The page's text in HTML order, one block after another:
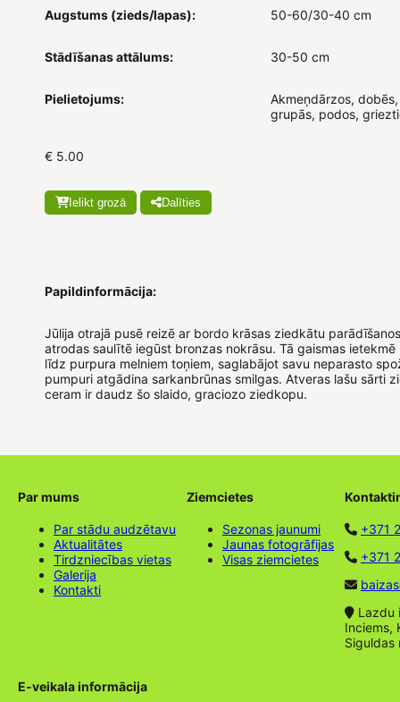
Augstums (zieds/lapas): 50-60/30-40 cm
Stādīšanas attālums: 30-50 cm
Pielietojums:
Akmeņdārzos,
grupās, podos,
€ 5.00
Ielikt grozā Dalīties
Papildinformācija:
Jūlija otrajā pusē reizē ar bordo krāsas ziedkātu
atrodas saulītē iegūst bronzas nokrāsu. Tā gaismas ietekmē
līdz purpura melniem toņiem, saglabājot savu neparasto
pumpuri atgādina sarkanbrūnas smilgas. Atveras lašu sārti
ceram ir daudz šo slaido, graciozo ziedkopu.
Par mums
Par stādu audzētavu
Aktualitātes
Tirdzniecības vietas
Galerija
Kontakti
Ziemcietes
Sezonas jaunumi
Jaunas fotogrāfijas
Visas ziemcietes
+371
+371
Lazdu
Inciems,
Siguldas
E-veikala informācija